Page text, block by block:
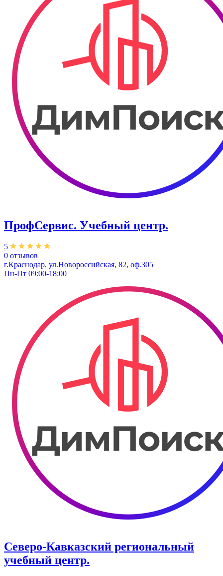
ПрофСервис. Учебный центр.
5
0 отзывов
г.Краснодар, ул.Новороссийская, 82, оф.305
Пн-Пт 09:00-18:00
Северо-Кавказский региональный
учебный центр.